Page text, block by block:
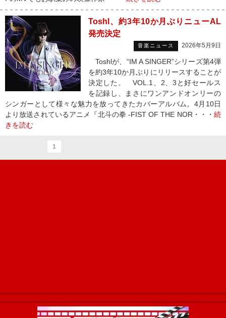
Toshl、約3年10か月ぶりニューAL
発売決定
音楽ニュース 2026年5月9日
Toshlが、“IM A SINGER”シリーズ第4弾
を約3年10か月ぶりにリリースすることが
決定した。 VOL.1、2、3と好セールス
を記録し、まさにワンアンドオンリーの
シンガーとして様々な魅力を放ってきたカバーアルバム。4月10日
より放送されているアニメ『北斗の拳 -FIST OF THE NOR・・・ 続
きを読む
1